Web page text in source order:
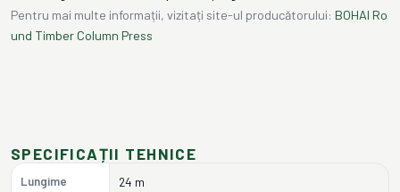
Pentru mai multe informații, vizitați site-ul producătorului: BOHAI Ro
und Timber Column Press
SPECIFICAȚII TEHNICE
Lungime
24 m